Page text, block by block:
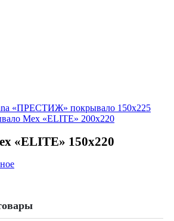
«ПРЕСТИЖ» покрывало 150х225
Мех «ELITE» 200х220
«ELITE» 150х220